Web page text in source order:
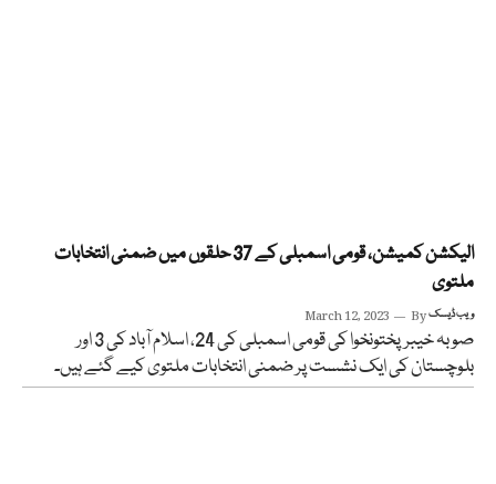
الیکشن کمیشن، قومی اسمبلی کے 37 حلقوں میں ضمنی انتخابات
ملتوی
March 12, 2023 Byویب ڈیسک
صوبہ خیبرپختونخوا کی قومی اسمبلی کی 24، اسلام آباد کی 3 اور
بلوچستان کی ایک نشست پر ضمنی انتخابات ملتوی کیے گئے ہیں۔